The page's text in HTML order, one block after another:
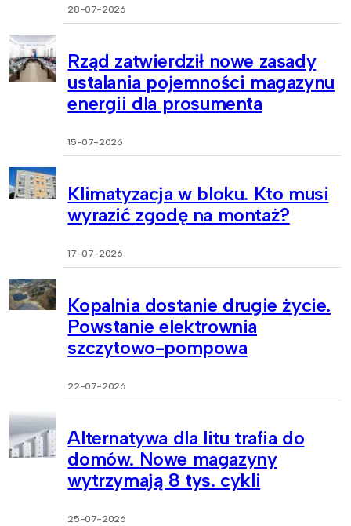
28-07-2026
Rząd zatwierdził nowe zasady
ustalania pojemności magazynu
energii dla prosumenta
15-07-2026
Klimatyzacja w bloku. Kto musi
wyrazić zgodę na montaż?
17-07-2026
Kopalnia dostanie drugie życie.
Powstanie elektrownia
szczytowo-pompowa
22-07-2026
Alternatywa dla litu trafia do
domów. Nowe magazyny
wytrzymają 8 tys. cykli
25-07-2026